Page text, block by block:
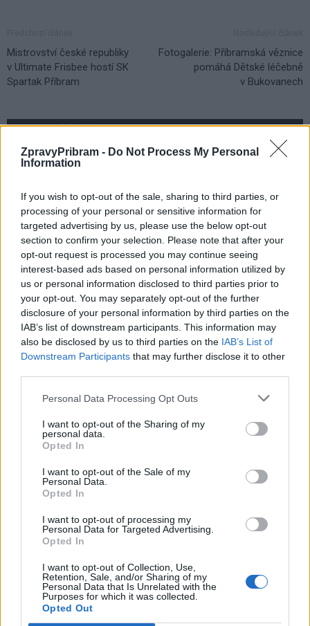
ZpravyPribram - Do Not Process My Personal
Information
If you wish to opt-out of the sale, sharing to third parties, or
processing of your personal or sensitive information for
targeted advertising by us, please use the below opt-out
section to confirm your selection. Please note that after your
opt-out request is processed you may continue seeing
interest-based ads based on personal information utilized by
us or personal information disclosed to third parties prior to
your opt-out. You may separately opt-out of the further
disclosure of your personal information by third parties on the
IAB’s list of downstream participants. This information may
also be disclosed by us to third parties on the IAB’s List of
Downstream Participants that may further disclose it to other
Personal Data Processing Opt Outs
I want to opt-out of the Sharing of my
personal data.
Opted In
I want to opt-out of the Sale of my
Personal Data.
Opted In
I want to opt-out of processing my
Personal Data for Targeted Advertising.
Opted In
I want to opt-out of Collection, Use,
Retention, Sale, and/or Sharing of my
Personal Data that Is Unrelated with the
Purposes for which it was collected.
Opted Out
Mistrovství české republiky
v Ultimate Frisbee hostí SK
Spartak Příbram
Fotogalerie: Příbramská věznice
pomáhá Dětské léčebně
v Bukovanech
SOUVISEJÍCÍ ČLÁNKY
VÍCE OD AUTORA
Rožmitálsko
i reprezentují město doma i v zahraničí
Kultura
Rožmitálský zámek představí obrazy
Ivana Bukovského. Vernisáž doplní
koncert i fotografická výstava
Rožmitálsko
Rožmitál opravuje chodníky i silnice, nové
značení přibude u školy a v centru města